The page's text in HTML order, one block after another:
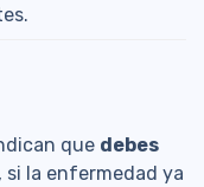
que debes
, si la enfermedad ya